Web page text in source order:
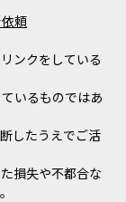
頼
ンクをしている
いるものではあ
したうえでご活
損失や不都合な